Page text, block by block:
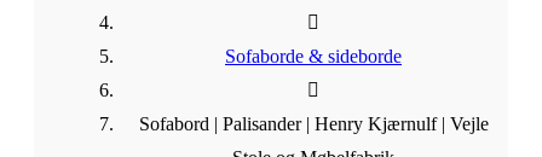
Sofaborde & sideborde
Sofabord | Palisander | Henry Kjærnulf | Vejle